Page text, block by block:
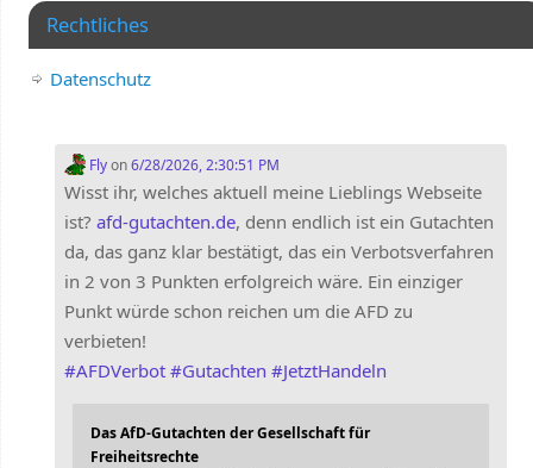
Rechtliches
Datenschutz
Flyon6/28/2026, 2:30:51 PM
Wisst ihr, welches aktuell meine Lieblings Webseite
ist? afd-gutachten.de, denn endlich ist ein Gutachten
da, das ganz klar bestätigt, das ein Verbotsverfahren
in 2 von 3 Punkten erfolgreich wäre. Ein einziger
Punkt würde schon reichen um die AFD zu
verbieten!
#AFDVerbot #Gutachten #JetztHandeln
Das AfD-Gutachten der Gesellschaft für
Freiheitsrechte